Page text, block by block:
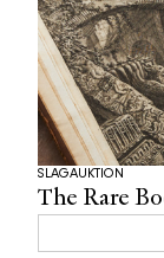
The Rare
SLAGAUKTION